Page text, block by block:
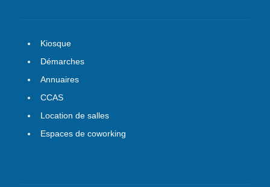
Kiosque
Démarches
Annuaires
CCAS
Location de salles
Espaces de coworking